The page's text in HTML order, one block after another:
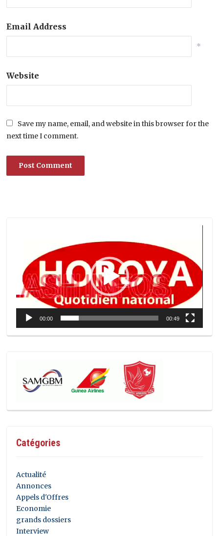
Email Address
*
Website
Save my name, email, and website in this browser for the
next time I comment.
00:00 00:49
Catégories
Actualité
Annonces
Appels d'Offres
Economie
grands dossiers
Interview